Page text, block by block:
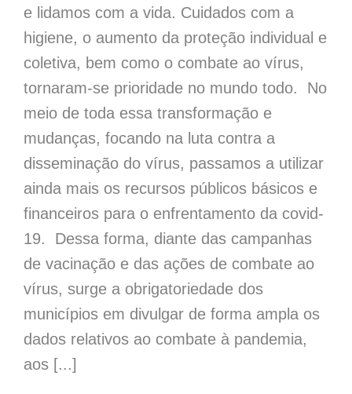
e lidamos com a vida. Cuidados com a
higiene, o aumento da proteção individual e
coletiva, bem como o combate ao vírus,
tornaram-se prioridade no mundo todo. No
meio de toda essa transformação e
mudanças, focando na luta contra a
disseminação do vírus, passamos a utilizar
ainda mais os recursos públicos básicos e
financeiros para o enfrentamento da covid-
19. Dessa forma, diante das campanhas
de vacinação e das ações de combate ao
vírus, surge a obrigatoriedade dos
municípios em divulgar de forma ampla os
dados relativos ao combate à pandemia,
aos [...]